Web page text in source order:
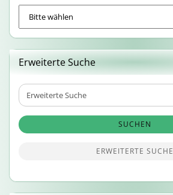
Erweiterte Suche
Erweiterte
Suche
SUCHEN
ERWEITERTE SUCHE